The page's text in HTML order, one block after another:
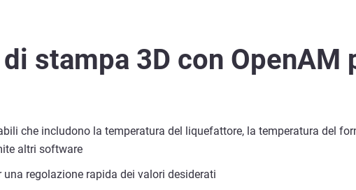
stampa 3D con
che includono la temperatura del liquefattore, la temperatura del
altri software
regolazione rapida dei valori desiderati